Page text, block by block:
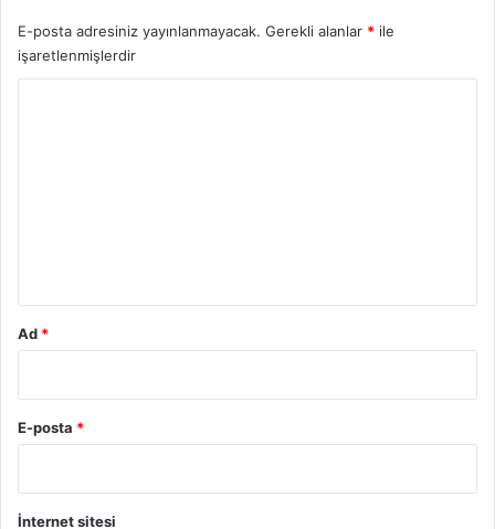
E-posta adresiniz yayınlanmayacak. Gerekli alanlar * ile
işaretlenmişlerdir
Ad *
E-posta *
İnternet sitesi